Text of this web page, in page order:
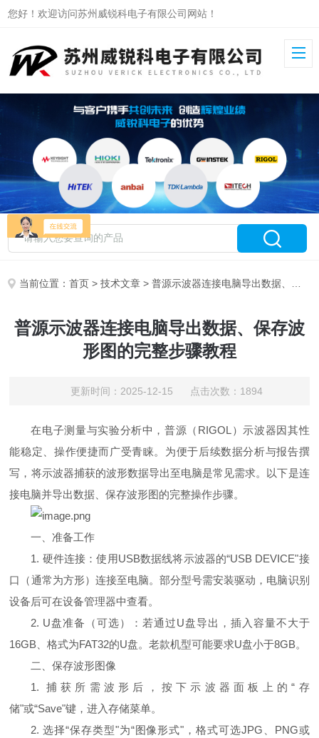
您好！欢迎访问苏州威锐科电子有限公司网站！
当前位置：首页 >技术文章 > 普源示波器连接电脑导出数据、保存波形图的完整步骤教程
普源示波器连接电脑导出数据、保存波
形图的完整步骤教程
更新时间：2025-12-15 点击次数：1894
在电子测量与实验分析中，普源（RIGOL）示波器因其性
能稳定、操作便捷而广受青睐。为便于后续数据分析与报告撰
写，将示波器捕获的波形数据导出至电脑是常见需求。以下是连
接电脑并导出数据、保存波形图的完整操作步骤。
一、准备工作
1. 硬件连接：使用USB数据线将示波器的“USB DEVICE"接
口（通常为方形）连接至电脑。部分型号需安装驱动，电脑识别
设备后可在设备管理器中查看。
2. U盘准备（可选）：若通过U盘导出，插入容量不大于
16GB、格式为FAT32的U盘。老款机型可能要求U盘小于8GB。
二、保存波形图像
1. 捕获所需波形后，按下示波器面板上的“存
储"或“Save"键，进入存储菜单。
2. 选择“保存类型"为“图像形式"，格式可选JPG、PNG或